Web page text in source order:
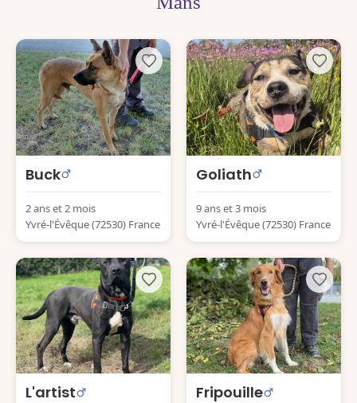
Buck
2 ans et 2 mois
Yvré-l'Évêque (72530) France
Goliath
9 ans et 3 mois
Yvré-l'Évêque (72530) France
L'artist Fripouille